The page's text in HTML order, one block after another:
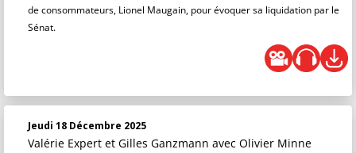
de consommateurs, Lionel Maugain, pour évoquer sa liquidation par le
Sénat.
Jeudi 18 Décembre 2025
Valérie Expert et Gilles Ganzmann avec Olivier Minne